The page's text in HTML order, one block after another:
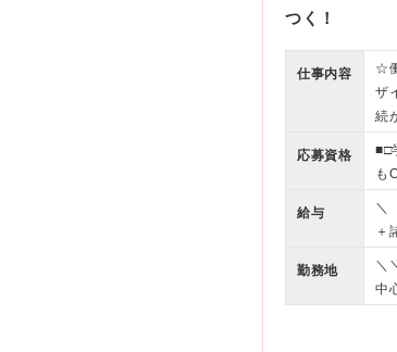
つく！
仕事内容
☆
ザ
続
応募資格
■□
も
★
を
T
給与
＼
＋
給
動
勤務地
＼
中